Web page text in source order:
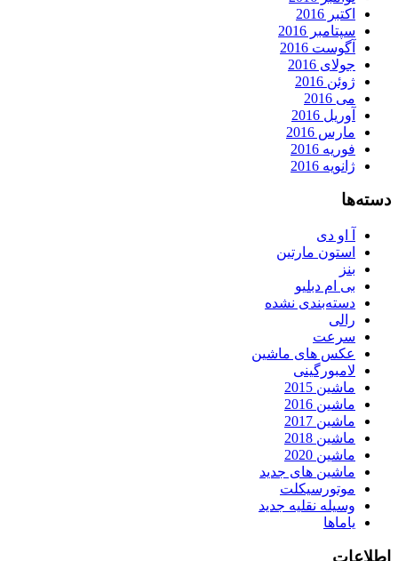
اکتبر 2016
سپتامبر 2016
آگوست 2016
جولای 2016
ژوئن 2016
می 2016
آوریل 2016
مارس 2016
فوریه 2016
ژانویه 2016
دسته‌ها
آ او دی
استون مارتین
بنز
بی ام دبلیو
دسته‌بندی نشده
رالی
سرعت
عکس های ماشین
لامبورگینی
ماشین 2015
ماشین 2016
ماشین 2017
ماشین 2018
ماشین 2020
ماشین های جدید
موتورسیکلت
وسیله نقلیه جدید
یاماها
اطلاعات